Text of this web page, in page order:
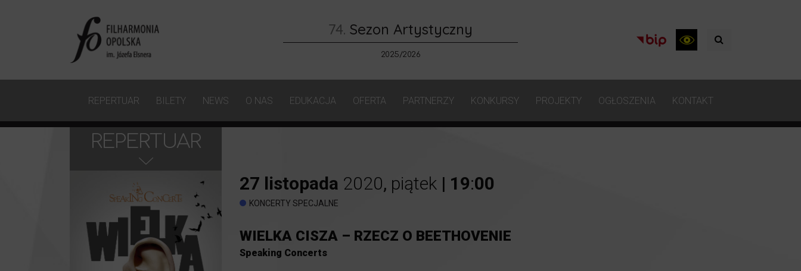
74. Sezon Artystyczny
2025/2026
REPERTUAR BILETY NEWS O NAS EDUKACJA OFERTA PARTNERZY KONKURSY PROJEKTY OGŁOSZENIA KONTAKT
REPERTUAR
27 listopada 2020, piątek | 19:00
KONCERTY SPECJALNE
WIELKA CISZA – RZECZ O BEETHOVENIE
Speaking Concerts